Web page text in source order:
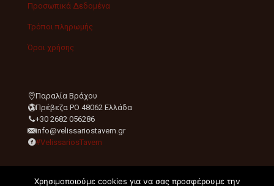
Προσωπικά Δεδομένα
Τρόποι πληρωμής
Όροι χρήσης
Παραλία Βράχου
Πρέβεζα PO 48062 Ελλάδα
+30 2682 056286
info@velissariostavern.gr
#VelissariosTavern
Χρησιμοποιούμε cookies για να σας προσφέρουμε την